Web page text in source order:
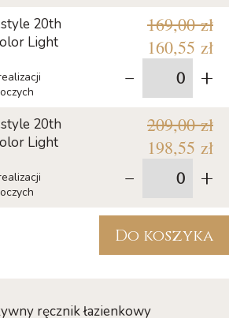
20th
Light
169,00 zł
160,55 zł
- +
20th
Light
209,00 zł
198,55 zł
- +
Do koszyka
ręcznik łazienkowy